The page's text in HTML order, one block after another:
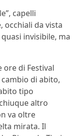
capelli
occhiali da vista
quasi invisibile, ma
ore di Festival
di abito,
tipo
altro
va oltre
mirata. Il